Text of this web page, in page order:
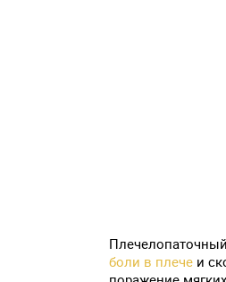
боли в плече и